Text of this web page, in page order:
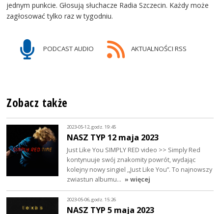
jednym punkcie. Głosują słuchacze Radia Szczecin. Każdy może
zagłosować tylko raz w tygodniu.
PODCAST AUDIO AKTUALNOŚCI RSS
Zobacz także
2023-05-12, godz. 19:45
NASZ TYP 12 maja 2023
Just Like You SIMPLY RED video >> Simply Red
kontynuuje swój znakomity powrót, wydając
kolejny nowy singiel ,,Just Like You”. To najnowszy
zwiastun albumu… » więcej
2023-05-06, godz. 15:26
NASZ TYP 5 maja 2023